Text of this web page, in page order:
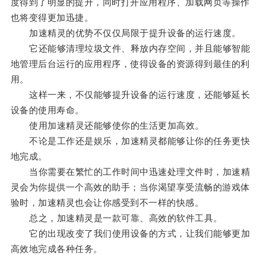
度得到了明显的提升，同时打开应用程序、加载网页等操作
也将变得更加迅捷。
加速精灵的优势不仅仅局限于提升设备的运行速度。
它还能够清理垃圾文件、释放内存空间，并且能够智能
地管理后台运行的应用程序，使得设备的资源得到最佳的利
用。
这样一来，不仅能够提升设备的运行速度，还能够延长
设备的使用寿命。
使用加速精灵还能够使你的生活更加高效。
不论是工作还是娱乐，加速精灵都能够让你的任务更快
地完成。
当你需要在繁忙的工作时间中迅速处理文件时，加速精
灵会为你提供一个高效的助手；当你渴望享受流畅的游戏体
验时，加速精灵也会让你感受到不一样的快感。
总之，加速精灵是一款可靠、高效的软件工具。
它的出现改变了我们使用设备的方式，让我们能够更加
高效地完成各种任务。